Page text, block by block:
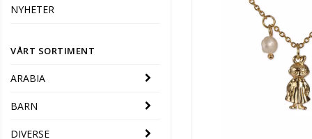
NYHETER
VÅRT SORTIMENT
ARABIA
BARN
DIVERSE